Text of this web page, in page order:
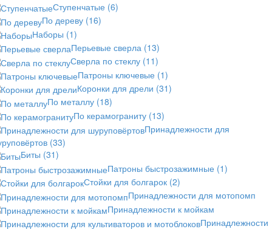
Ступенчатые (6)
По дереву (16)
Наборы (1)
Перьевые сверла (13)
Сверла по стеклу (11)
Патроны ключевые (1)
Коронки для дрели (31)
По металлу (18)
По керамограниту (13)
Принадлежности для
(33)
Биты (31)
Патроны быстрозажимные (1)
Стойки для болгарок (2)
Принадлежности для мотопомп
Принадлежности к мойкам
Принадлежности